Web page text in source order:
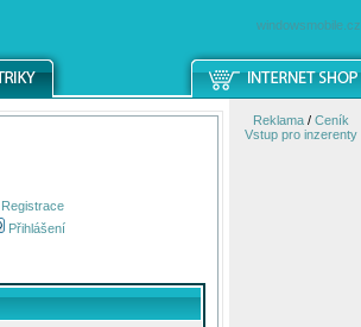
windowsmobile.cz
Registrace
Přihlášení
Reklama/ Ceník
Vstup pro inzerenty